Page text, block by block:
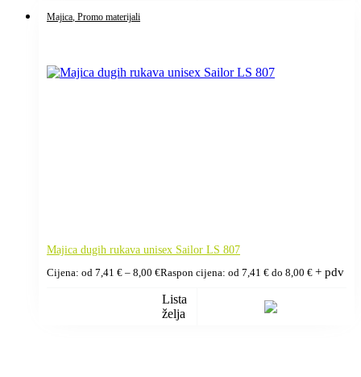
Majica, Promo materijali
Majica dugih rukava unisex Sailor LS 807
Cijena: od 7,41 € – 8,00 €Raspon cijena: od 7,41 € do 8,00 € + pdv
Lista
želja